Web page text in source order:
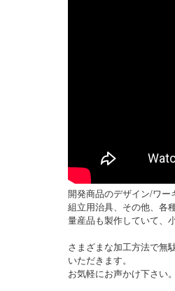
開発商品のデザイン/ワ
組立用治具、その他、各
量産品も製作していて、
さまざまな加工方法で無
いただきます。
お気軽にお声かけ下さい